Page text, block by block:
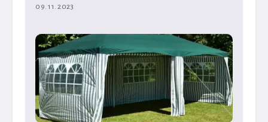
09. 11. 2023